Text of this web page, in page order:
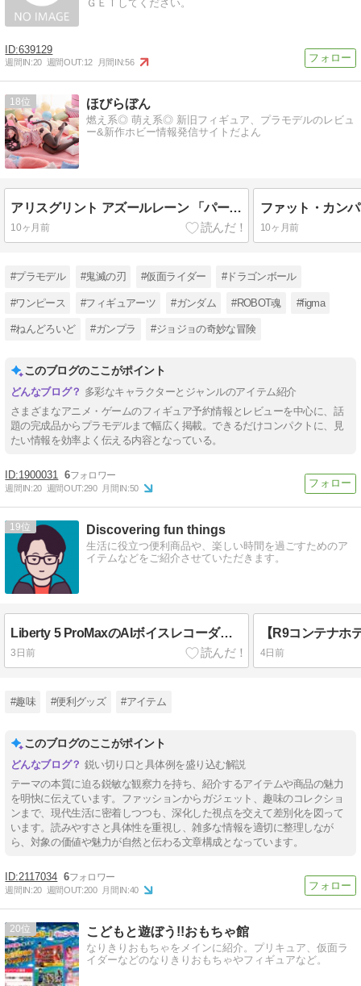
ＧＥＴしてください。
639129
週間IN:20 週間OUT:12 月間IN:56
18 ほびらぼん
燃え系◎ 萌え系◎ 新旧フィギュア、プラモデルのレビュ
ー&新作ホビー情報発信サイトだよん
アリスグリント アズールレーン 「パーミャチ・メルクーリヤ 水星からスキをチョコにこめて」 1/3.5 完成品フィギュア 予約
10ヶ月前 10ヶ月前
#プラモデル #鬼滅の刃 #仮面ライダー #ドラゴンボール
#ワンピース #フィギュアーツ #ガンダム #ROBOT魂 #figma
#ねんどろいど #ガンプラ #ジョジョの奇妙な冒険
このブログのここがポイント
多彩なキャラクターとジャンルのアイテム紹介
さまざまなアニメ・ゲームのフィギュア予約情報とレビューを中心に、話
題の完成品からプラモデルまで幅広く掲載。できるだけコンパクトに、見
たい情報を効率よく伝える内容となっている。
1900031 6
週間IN:20 週間OUT:290 月間IN:50
19 Discovering fun things
生活に役立つ便利商品や、楽しい時間を過ごすためのア
イテムなどをご紹介させていただきます。
Liberty 5 ProMaxのAIボイスレコーダーとノイキャンイヤホンがもたらす最強のWeb会議・通話環境
3日前 4日前
#趣味 #便利グッズ #アイテム
このブログのここがポイント
鋭い切り口と具体例を盛り込む解説
テーマの本質に迫る鋭敏な観察力を持ち、紹介するアイテムや商品の魅力
を明快に伝えています。ファッションからガジェット、趣味のコレクショ
ンまで、現代生活に密着しつつも、深化した視点を交えて差別化を図って
います。読みやすさと具体性を重視し、雑多な情報を適切に整理しなが
ら、対象の価値や魅力が自然と伝わる文章構成となっています。
2117034 6
週間IN:20 週間OUT:200 月間IN:40
20 こどもと遊ぼう!!おもちゃ館
なりきりおもちゃをメインに紹介。プリキュア、仮面ラ
イダーなどのなりきりおもちゃやフィギュアなど。